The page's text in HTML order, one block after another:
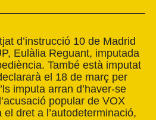
d’instrucció 10 de Madrid
Eulàlia Reguant, imputada
També està imputat
el 18 de març per
imputa arran d’haver-se
popular de VOX
dret a l’autodeterminació,